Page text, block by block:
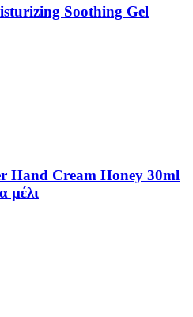
Soothing Gel
Hand Cream Honey 30ml
μέλι